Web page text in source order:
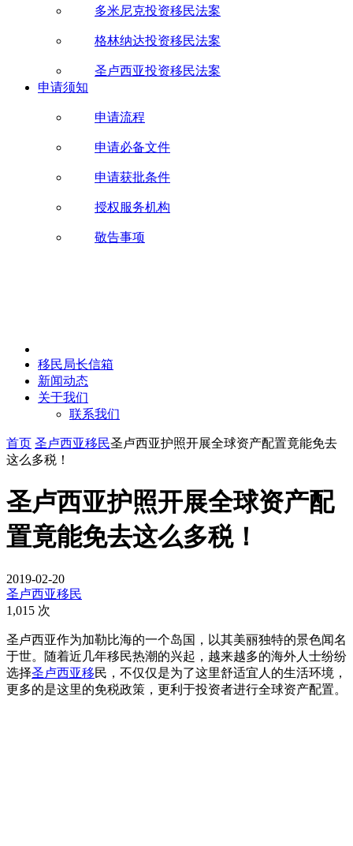
多米尼克投资移民法案
格林纳达投资移民法案
圣卢西亚投资移民法案
申请须知
申请流程
申请必备文件
申请获批条件
授权服务机构
敬告事项
移民局长信箱
新闻动态
关于我们
联系我们
首页 圣卢西亚移民圣卢西亚护照开展全球资产配置竟能免去
这么多税！
圣卢西亚护照开展全球资产配
置竟能免去这么多税！
2019-02-20
圣卢西亚移民
1,015 次
圣卢西亚作为加勒比海的一个岛国，以其美丽独特的景色闻名
于世。随着近几年移民热潮的兴起，越来越多的海外人士纷纷
选择圣卢西亚移民，不仅仅是为了这里舒适宜人的生活环境，
更多的是这里的免税政策，更利于投资者进行全球资产配置。